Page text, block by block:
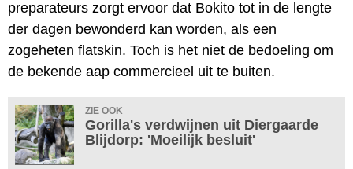
preparateurs zorgt ervoor dat Bokito tot in de lengte
der dagen bewonderd kan worden, als een
zogeheten flatskin. Toch is het niet de bedoeling om
de bekende aap commercieel uit te buiten.
ZIE OOK
Gorilla's verdwijnen uit Diergaarde
Blijdorp: 'Moeilijk besluit'